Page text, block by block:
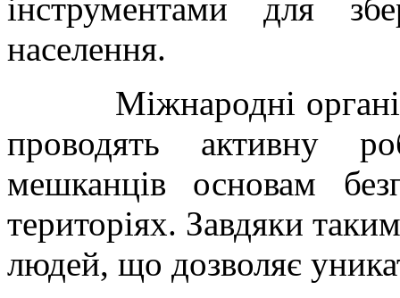
інструментами для
населення.
Міжнародні
проводять активну
мешканців основам
територіях. Завдяки
людей, що дозволяє